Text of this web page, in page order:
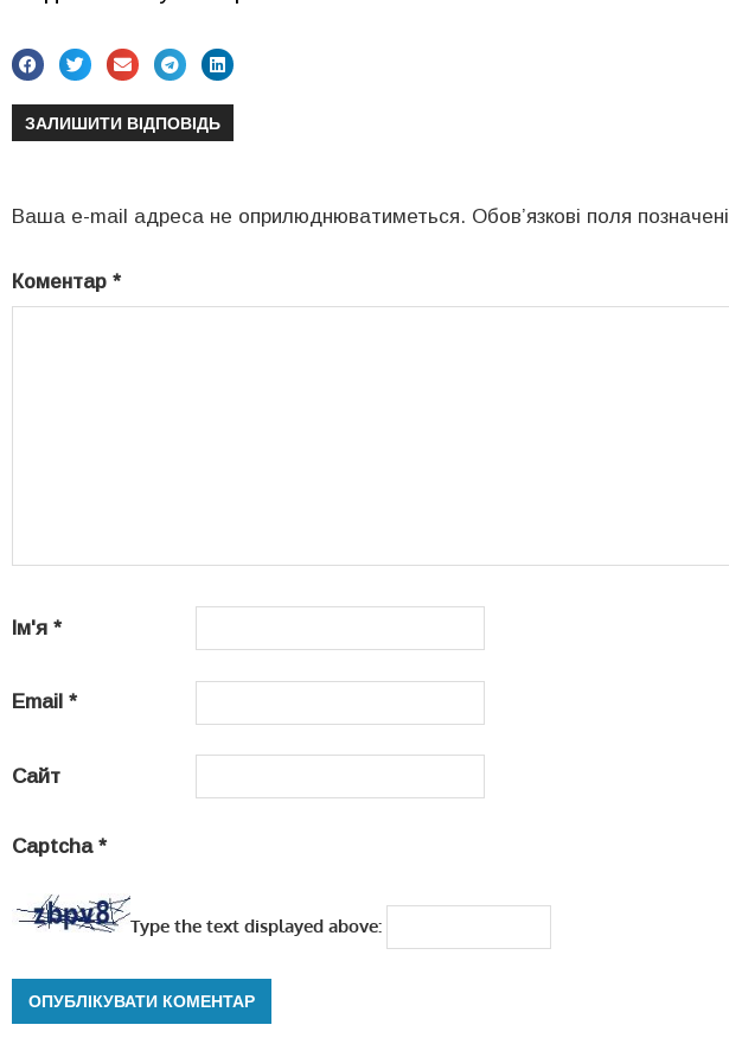
ЗАЛИШИТИ ВІДПОВІДЬ
Ваша e-mail адреса не оприлюднюватиметься. Обов’язкові поля позначені
Коментар *
Ім'я *
Email *
Сайт
Captcha *
Type the text displayed above: